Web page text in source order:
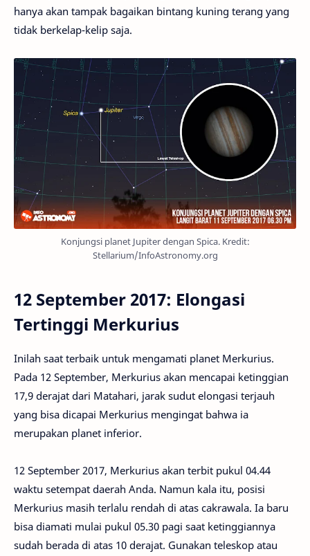
hanya akan tampak bagaikan bintang kuning terang yang
tidak berkelap-kelip saja.
Konjungsi planet Jupiter dengan Spica. Kredit:
Stellarium/InfoAstronomy.org
12 September 2017: Elongasi
Tertinggi Merkurius
Inilah saat terbaik untuk mengamati planet Merkurius.
Pada 12 September, Merkurius akan mencapai ketinggian
17,9 derajat dari Matahari, jarak sudut elongasi terjauh
yang bisa dicapai Merkurius mengingat bahwa ia
merupakan planet inferior.
12 September 2017, Merkurius akan terbit pukul 04.44
waktu setempat daerah Anda. Namun kala itu, posisi
Merkurius masih terlalu rendah di atas cakrawala. Ia baru
bisa diamati mulai pukul 05.30 pagi saat ketinggiannya
sudah berada di atas 10 derajat. Gunakan teleskop atau